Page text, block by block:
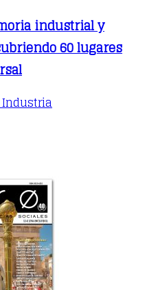
industrial y
60 lugares
product
options
the
product
page